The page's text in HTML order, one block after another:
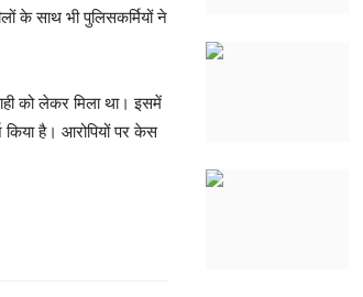
के साथ भी पुलिसकर्मियों ने
को लेकर मिला था। इसमें
है। आरोपियों पर केस